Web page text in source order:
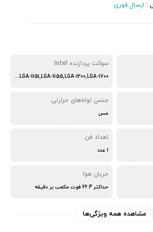
: ارسال فوری
سوکت پردازنده Intel
LGA-775,LGA-1150,LGA-1151,LGA-1155,LGA-1200,LGA-1700
جنس لوله‌های حرارتی
مس
تعداد فن
1 عدد
جریان هوا
حداکثر 66.4 فوت مکعب بر دقیقه
مشاهده همه ویژگی‌ها